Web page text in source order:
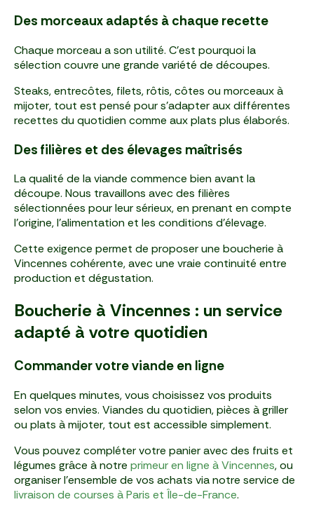
Des morceaux adaptés à chaque recette
Chaque morceau a son utilité. C’est pourquoi la
sélection couvre une grande variété de découpes.
Steaks, entrecôtes, filets, rôtis, côtes ou morceaux à
mijoter, tout est pensé pour s’adapter aux différentes
recettes du quotidien comme aux plats plus élaborés.
Des filières et des élevages maîtrisés
La qualité de la viande commence bien avant la
découpe. Nous travaillons avec des filières
sélectionnées pour leur sérieux, en prenant en compte
l’origine, l’alimentation et les conditions d’élevage.
Cette exigence permet de proposer une boucherie à
Vincennes cohérente, avec une vraie continuité entre
production et dégustation.
Boucherie à Vincennes : un service
adapté à votre quotidien
Commander votre viande en ligne
En quelques minutes, vous choisissez vos produits
selon vos envies. Viandes du quotidien, pièces à griller
ou plats à mijoter, tout est accessible simplement.
Vous pouvez compléter votre panier avec des fruits et
légumes grâce à notre primeur en ligne à Vincennes, ou
organiser l’ensemble de vos achats via notre service de
livraison de courses à Paris et Île-de-France.